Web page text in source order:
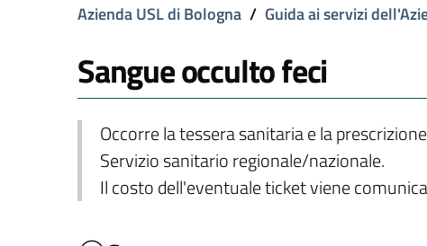
Azienda USL di Bologna / Guida ai servizi
Sangue occulto feci
Occorre la tessera sanitaria e la
Servizio sanitario regionale/nazionale.
Il costo dell'eventuale ticket viene